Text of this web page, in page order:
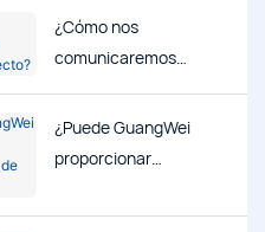
¿Cómo nos
comunicaremos
durante el proyecto?
¿Puede GuangWei
proporcionar
exportación?